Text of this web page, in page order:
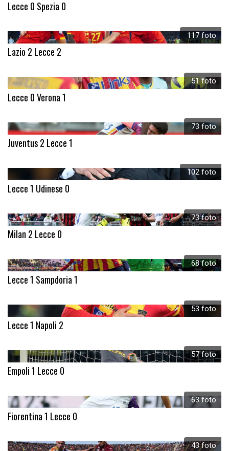
Lecce 0 Spezia 0
117 foto
Lazio 2 Lecce 2
51 foto
Lecce 0 Verona 1
73 foto
Juventus 2 Lecce 1
102 foto
Lecce 1 Udinese 0
73 foto
Milan 2 Lecce 0
68 foto
Lecce 1 Sampdoria 1
53 foto
Lecce 1 Napoli 2
57 foto
Empoli 1 Lecce 0
63 foto
Fiorentina 1 Lecce 0
43 foto